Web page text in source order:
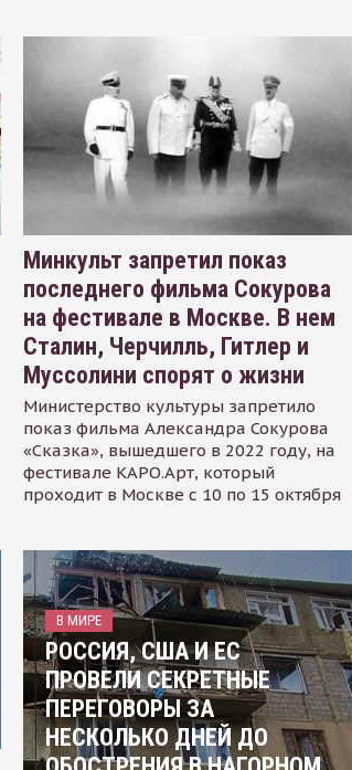
Минкульт запретил показ
последнего фильма Сокурова
на фестивале в Москве. В нем
Сталин, Черчилль, Гитлер и
Муссолини спорят о жизни
Министерство культуры запретило
показ фильма Александра Сокурова
«Сказка», вышедшего в 2022 году, на
фестивале КАРО.Арт, который
проходит в Москве с 10 по 15 октября
В МИРЕ
РОССИЯ, США И ЕС
ПРОВЕЛИ СЕКРЕТНЫЕ
ПЕРЕГОВОРЫ ЗА
НЕСКОЛЬКО ДНЕЙ ДО